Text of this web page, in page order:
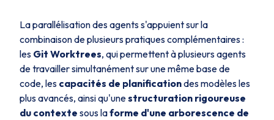
La parallélisation des agents s'appuient sur la
combinaison de plusieurs pratiques complémentaires :
les Git Worktrees, qui permettent à plusieurs agents
de travailler simultanément sur une même base de
code, les capacités de planificationdes modèles les
plus avancés, ainsi qu'unestructuration rigoureuse
du contexte sous laforme d'une arborescence de